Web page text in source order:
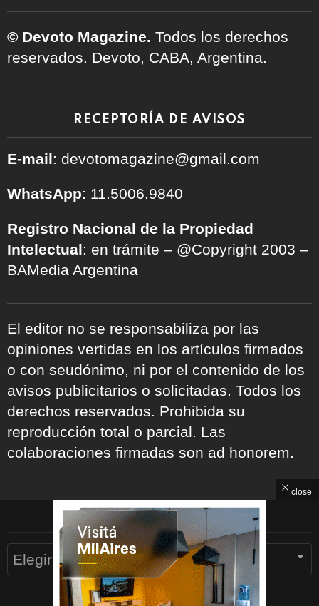
© Devoto Magazine. Todos los derechos
reservados. Devoto, CABA, Argentina.
RECEPTORÍA DE AVISOS
E-mail: devotomagazine@gmail.com
WhatsApp: 11.5006.9840
Registro Nacional de la Propiedad
Intelectual: en trámite – @Copyright 2003 –
BAMedia Argentina
El editor no se responsabiliza por las
opiniones vertidas en los artículos firmados
o con seudónimo, ni por el contenido de los
avisos publicitarios o solicitadas. Todos los
derechos reservados. Prohibida su
reproducción total o parcial. Las
colaboraciones firmadas son ad honorem.
ARCHIVOS
Archivos
close